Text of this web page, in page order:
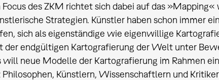
des ZKM richtet sich dabei auf das
Strategien. Künstler haben schon immer
sich als eigenständige wie eigenwillige
der endgültigen Kartografierung der Welt unter
will neue Modelle der Kartografierung im Rahmen
Künstlern, Wissenschaftlern und